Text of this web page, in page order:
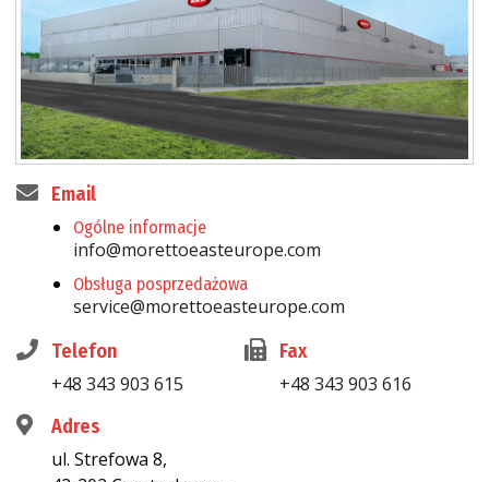
Email
Ogólne informacje
info@morettoeasteurope.com
Obsługa posprzedażowa
service@morettoeasteurope.com
Telefon
+48 343 903 615
Fax
+48 343 903 616
Adres
ul. Strefowa 8,